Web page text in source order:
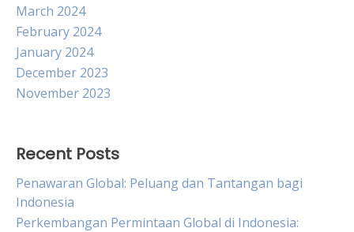
March 2024
February 2024
January 2024
December 2023
November 2023
Recent Posts
Penawaran Global: Peluang dan Tantangan bagi
Indonesia
Perkembangan Permintaan Global di Indonesia: